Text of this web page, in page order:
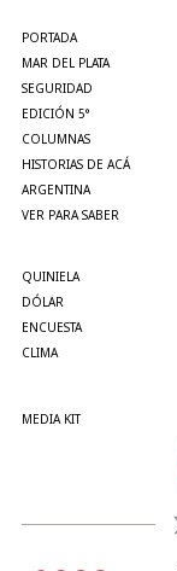
PORTADA
MAR DEL PLATA
SEGURIDAD
EDICIÓN 5°
COLUMNAS
HISTORIAS DE ACÁ
ARGENTINA
VER PARA SABER
QUINIELA
DÓLAR
ENCUESTA
CLIMA
MEDIA KIT